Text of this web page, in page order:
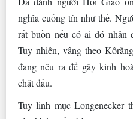
nghĩa cuồng tín như thế.
rất buồn nếu có ai đó nhân
Tuy nhiên, vâng theo
đang nêu ra để gây kinh
chặt đầu.
Tuy linh mục Longenecker